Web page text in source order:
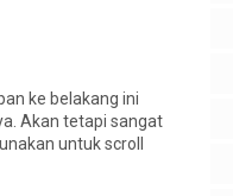
ke belakang ini
Akan tetapi sangat
untuk scroll